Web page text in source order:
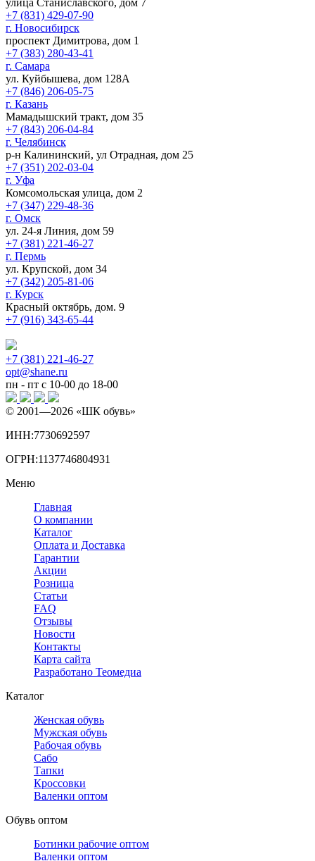
+7 (831) 429-07-90
г. Новосибирск
проспект Димитрова, дом 1
+7 (383) 280-43-41
г. Самара
ул. Куйбышева, дом 128А
+7 (846) 206-05-75
г. Казань
Мамадышский тракт, дом 35
+7 (843) 206-04-84
г. Челябинск
р-н Калининский, ул Отрадная, дом 25
+7 (351) 202-03-04
г. Уфа
Комсомольская улица, дом 2
+7 (347) 229-48-36
г. Омск
ул. 24-я Линия, дом 59
+7 (381) 221-46-27
г. Пермь
ул. Крупской, дом 34
+7 (342) 205-81-06
г. Курск
Красный октябрь, дом. 9
+7 (916) 343-65-44
+7 (381) 221-46-27
opt@shane.ru
пн - пт с 10-00 до 18-00
© 2001—2026 «ШК обувь»
ИНН:7730692597
ОГРН:1137746804931
Меню
Главная
О компании
Каталог
Оплата и Доставка
Гарантии
Акции
Розница
Статьи
FAQ
Отзывы
Новости
Контакты
Карта сайта
Разработано Теомедиа
Каталог
Женская обувь
Мужская обувь
Рабочая обувь
Сабо
Тапки
Кроссовки
Валенки оптом
Обувь оптом
Ботинки рабочие оптом
Валенки оптом